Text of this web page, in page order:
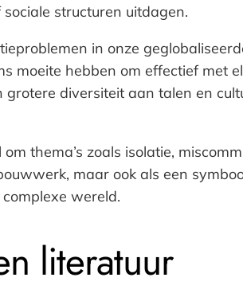
structuren uitdagen.
in onze
moeite hebben om effectief met
diversiteit aan talen en
thema’s zoals isolatie,
maar ook als een
wereld.
literatuur